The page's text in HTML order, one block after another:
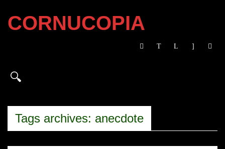
CORNUCOPIA
Tags archives: anecdote